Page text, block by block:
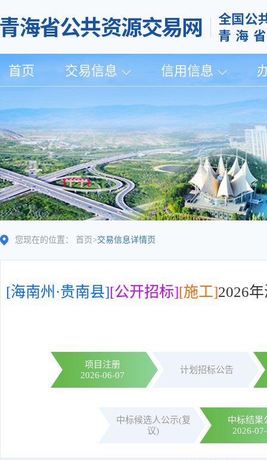
首页 交易信息 信用信息
您现在的位置： 首页 >交易信息详情页
[海南州·贵南县][公开招标][施工]2026
项目注册
2026-06-07
计划招标公告
中标候选人公示(复
议)
中标结果
2026-